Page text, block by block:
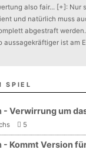
also fair... [+]: Nur
und natürlich muss
abgestraft
aussagekräftiger ist am
SPIEL
- Verwirrung um
5
- Kommt Version